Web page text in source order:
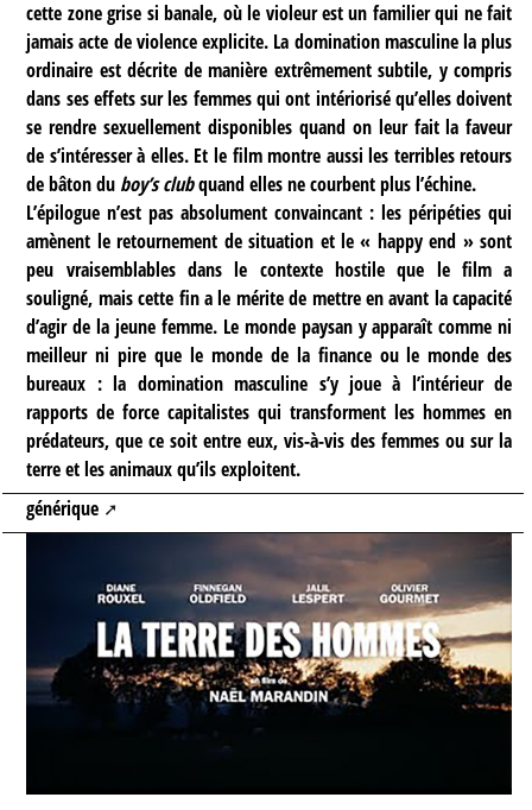
cette zone grise si banale, où le violeur est un familier qui ne fait
jamais acte de violence explicite. La domination masculine la plus
ordinaire est décrite de manière extrêmement subtile, y compris
dans ses effets sur les femmes qui ont intériorisé qu’elles doivent
se rendre sexuellement disponibles quand on leur fait la faveur
de s’intéresser à elles. Et le film montre aussi les terribles retours
de bâton du boy’s clubquand elles ne courbent plus l’échine.
L’épilogue n’est pas absolument convaincant : les péripéties qui
amènent le retournement de situation et le « happy end » sont
peu vraisemblables dans le contexte hostile que le film a
souligné, mais cette fin a le mérite de mettre en avant la capacité
d’agir de la jeune femme. Le monde paysan y apparaît comme ni
meilleur ni pire que le monde de la finance ou le monde des
bureaux : la domination masculine s’y joue à l’intérieur de
rapports de force capitalistes qui transforment les hommes en
prédateurs, que ce soit entre eux, vis-à-vis des femmes ou sur la
terre et les animaux qu’ils exploitent.
générique